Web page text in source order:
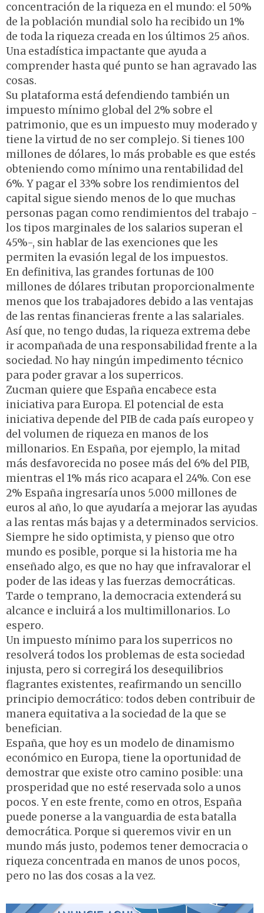
concentración de la riqueza en el mundo: el 50%
de la población mundial solo ha recibido un 1%
de toda la riqueza creada en los últimos 25 años.
Una estadística impactante que ayuda a
comprender hasta qué punto se han agravado las
cosas.
Su plataforma está defendiendo también un
impuesto mínimo global del 2% sobre el
patrimonio, que es un impuesto muy moderado y
tiene la virtud de no ser complejo. Si tienes 100
millones de dólares, lo más probable es que estés
obteniendo como mínimo una rentabilidad del
6%. Y pagar el 33% sobre los rendimientos del
capital sigue siendo menos de lo que muchas
personas pagan como rendimientos del trabajo -
los tipos marginales de los salarios superan el
45%-, sin hablar de las exenciones que les
permiten la evasión legal de los impuestos.
En definitiva, las grandes fortunas de 100
millones de dólares tributan proporcionalmente
menos que los trabajadores debido a las ventajas
de las rentas financieras frente a las salariales.
Así que, no tengo dudas, la riqueza extrema debe
ir acompañada de una responsabilidad frente a la
sociedad. No hay ningún impedimento técnico
para poder gravar a los superricos.
Zucman quiere que España encabece esta
iniciativa para Europa. El potencial de esta
iniciativa depende del PIB de cada país europeo y
del volumen de riqueza en manos de los
millonarios. En España, por ejemplo, la mitad
más desfavorecida no posee más del 6% del PIB,
mientras el 1% más rico acapara el 24%. Con ese
2% España ingresaría unos 5.000 millones de
euros al año, lo que ayudaría a mejorar las ayudas
a las rentas más bajas y a determinados servicios.
Siempre he sido optimista, y pienso que otro
mundo es posible, porque si la historia me ha
enseñado algo, es que no hay que infravalorar el
poder de las ideas y las fuerzas democráticas.
Tarde o temprano, la democracia extenderá su
alcance e incluirá a los multimillonarios. Lo
espero.
Un impuesto mínimo para los superricos no
resolverá todos los problemas de esta sociedad
injusta, pero si corregirá los desequilibrios
flagrantes existentes, reafirmando un sencillo
principio democrático: todos deben contribuir de
manera equitativa a la sociedad de la que se
benefician.
España, que hoy es un modelo de dinamismo
económico en Europa, tiene la oportunidad de
demostrar que existe otro camino posible: una
prosperidad que no esté reservada solo a unos
pocos. Y en este frente, como en otros, España
puede ponerse a la vanguardia de esta batalla
democrática. Porque si queremos vivir en un
mundo más justo, podemos tener democracia o
riqueza concentrada en manos de unos pocos,
pero no las dos cosas a la vez.